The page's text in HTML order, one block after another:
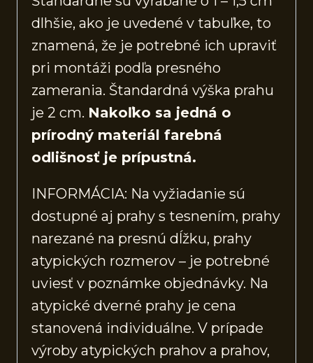
dlhšie, ako je uvedené v tabuľke, to
znamená, že je potrebné ich upraviť
pri montáži podľa presného
zamerania. Štandardná výška prahu
je 2 cm. Nakoľko sa jedná o
prírodný materiál farebná
odlišnosť je prípustná.
INFORMÁCIA: Na vyžiadanie sú
dostupné aj prahy s tesnením, prahy
narezané na presnú dĺžku, prahy
atypických rozmerov – je potrebné
uviesť v poznámke objednávky. Na
atypické dverné prahy je cena
stanovená individuálne. V prípade
výroby atypických prahov a prahov,